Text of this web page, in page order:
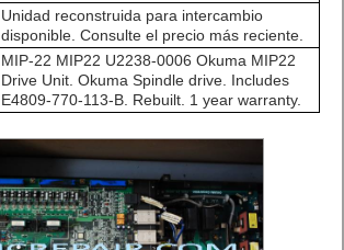
Unidad reconstruida para intercambio
disponible. Consulte el precio más reciente.
MIP-22 MIP22 U2238-0006 Okuma MIP22
Drive Unit. Okuma Spindle drive. Includes
E4809-770-113-B. Rebuilt. 1 year warranty.